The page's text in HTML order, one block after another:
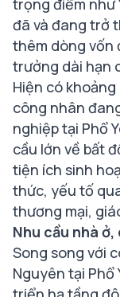
trọng điểm như
đã và đang trở
thêm dòng vốn
trưởng dài hạn
Hiện có
công nhân
nghiệp tại Phổ
cầu lớn về bất
tiện ích sinh
thức, yếu tố
thương mại,
Nhu cầu nhà
Song song với
Nguyên tại